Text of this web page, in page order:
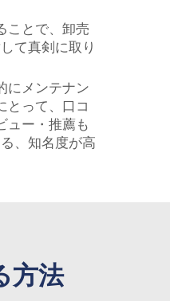
ことで、卸売
て真剣に取り
にメンテナン
とって、口コ
ュー・推薦も
、知名度が高
方法